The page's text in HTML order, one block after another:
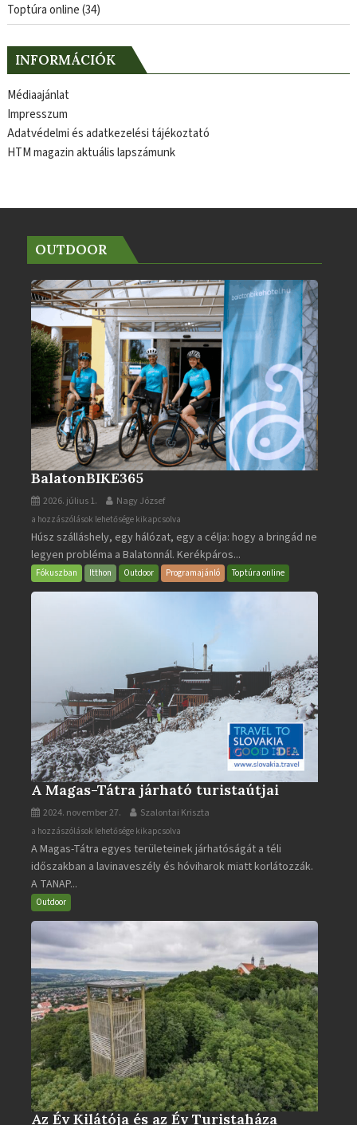
Toptúra online(34)
INFORMÁCIÓK
Médiaajánlat
Impresszum
Adatvédelmi és adatkezelési tájékoztató
HTM magazin aktuális lapszámunk
OUTDOOR
BalatonBIKE365
2026. július 1. Nagy József
BalatonBIKE365
bejegyzéshez
a hozzászólások lehetősége kikapcsolva
Húsz szálláshely, egy hálózat, egy a célja: hogy a bringád ne
legyen probléma a Balatonnál. Kerékpáros...
Fókuszban Itthon Outdoor Programajánló Toptúra online
A Magas-Tátra járható turistaútjai
2024. november 27. Szalontai Kriszta
A
Magas-
Tátra
járható
turistaútjai
a hozzászólások lehetősége kikapcsolva
A Magas-Tátra egyes területeinek járhatóságát a téli
időszakban a lavinaveszély és hóviharok miatt korlátozzák.
A TANAP...
Outdoor
Az Év Kilátója és az Év Turistaháza